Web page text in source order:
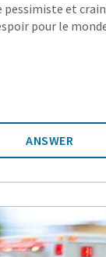
pessimiste et
pour le
ANSWER